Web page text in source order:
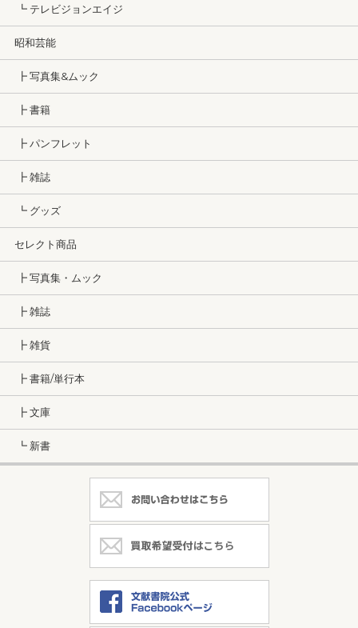
┗ テレビジョンエイジ
昭和芸能
┣ 写真集&ムック
┣ 書籍
┣ パンフレット
┣ 雑誌
┗ グッズ
セレクト商品
┣ 写真集・ムック
┣ 雑誌
┣ 雑貨
┣ 書籍/単行本
┣ 文庫
┗ 新書